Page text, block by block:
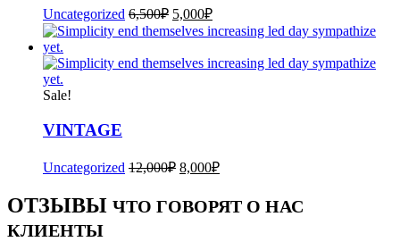
Uncategorized 6,500₽ 5,000₽
Sale!
VINTAGE
Uncategorized 12,000₽ 8,000₽
ОТЗЫВЫ ЧТО ГОВОРЯТ О НАС
КЛИЕНТЫ